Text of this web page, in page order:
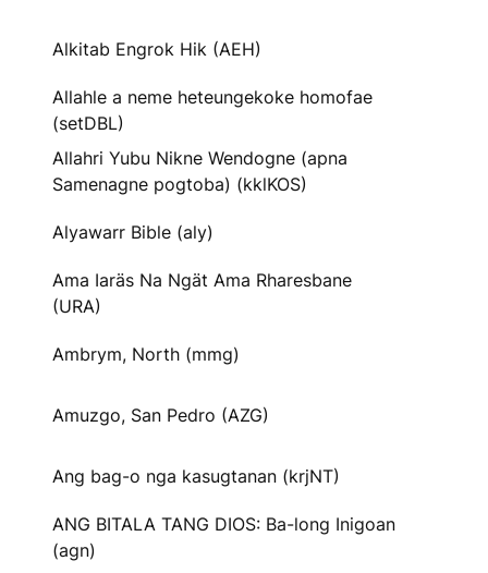
Alkitab Engrok Hik (AEH)
Allahle a neme heteungekoke homofae
(setDBL)
Allahri Yubu Nikne Wendogne (apna
Samenagne pogtoba) (kklKOS)
Alyawarr Bible (aly)
Ama Iaräs Na Ngät Ama Rharesbane
(URA)
Ambrym, North (mmg)
Amuzgo, San Pedro (AZG)
Ang bag-o nga kasugtanan (krjNT)
ANG BITALA TANG DIOS: Ba-long Inigoan
(agn)